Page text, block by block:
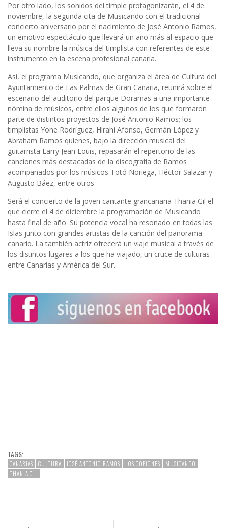
Por otro lado, los sonidos del timple protagonizarán, el 4 de
noviembre, la segunda cita de Musicando con el tradicional
concierto aniversario por el nacimiento de José Antonio Ramos,
un emotivo espectáculo que llevará un año más al espacio que
lleva su nombre la música del timplista con referentes de este
instrumento en la escena profesional canaria.
Así, el programa Musicando, que organiza el área de Cultura del
Ayuntamiento de Las Palmas de Gran Canaria, reunirá sobre el
escenario del auditorio del parque Doramas a una importante
nómina de músicos, entre ellos algunos de los que formaron
parte de distintos proyectos de José Antonio Ramos; los
timplistas Yone Rodríguez, Hirahi Afonso, Germán López y
Abraham Ramos quienes, bajo la dirección musical del
guitarrista Larry Jean Louis, repasarán el repertorio de las
canciones más destacadas de la discografía de Ramos
acompañados por los músicos Totó Noriega, Héctor Salazar y
Augusto Báez, entre otros.
Será el concierto de la joven cantante grancanaria Thania Gil el
que cierre el 4 de diciembre la programación de Musicando
hasta final de año. Su potencia vocal ha resonado en todas las
Islas junto con grandes artistas de la canción del panorama
canario. La también actriz ofrecerá un viaje musical a través de
los distintos lugares a los que ha viajado, un cruce de culturas
entre Canarias y América del Sur.
TAGS:
CANARIAS CULTURA JOSÉ ANTONIO RAMOS LOS GOFIONES
MUSICANDO
THANIA GIL